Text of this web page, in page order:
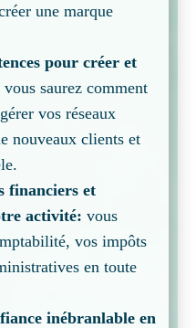
une marque
pour créer et
vous saurez comment
vos réseaux
nouveaux clients et
financiers et
activité: vous
vos impôts
en toute
inébranlable en